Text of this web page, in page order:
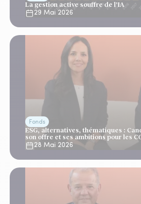
La gestion active souffre de l’IA
29 Mai 2026
Fonds
ESG, alternatives, thématiques :
son offre et ses ambitions pour les
28 Mai 2026